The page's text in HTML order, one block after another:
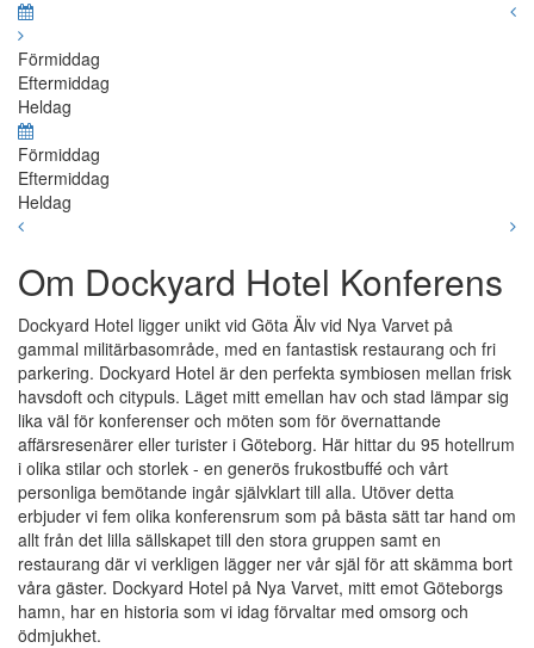
Förmiddag
Eftermiddag
Heldag
Förmiddag
Eftermiddag
Heldag
Om Dockyard Hotel Konferens
Dockyard Hotel ligger unikt vid Göta Älv vid Nya Varvet på
gammal militärbasområde, med en fantastisk restaurang och fri
parkering. Dockyard Hotel är den perfekta symbiosen mellan frisk
havsdoft och citypuls. Läget mitt emellan hav och stad lämpar sig
lika väl för konferenser och möten som för övernattande
affärsresenärer eller turister i Göteborg. Här hittar du 95 hotellrum
i olika stilar och storlek - en generös frukostbuffé och vårt
personliga bemötande ingår självklart till alla. Utöver detta
erbjuder vi fem olika konferensrum som på bästa sätt tar hand om
allt från det lilla sällskapet till den stora gruppen samt en
restaurang där vi verkligen lägger ner vår själ för att skämma bort
våra gäster. Dockyard Hotel på Nya Varvet, mitt emot Göteborgs
hamn, har en historia som vi idag förvaltar med omsorg och
ödmjukhet.